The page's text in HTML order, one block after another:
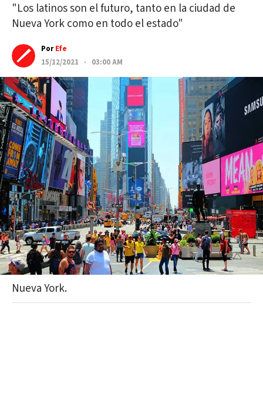
"Los latinos son el futuro, tanto en la ciudad de
Nueva York como en todo el estado"
PorEfe
15/12/2021 · 03:00 AM
Nueva York.